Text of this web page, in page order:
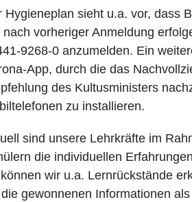
Hygieneplan sieht u.a. vor, dass
nach vorheriger Anmeldung
9268-0 anzumelden. Ein
App, durch die das
des Kultusministers
zu installieren.
sind unsere Lehrkräfte im
die individuellen
wir u.a. Lernrückstände
gewonnenen Informationen